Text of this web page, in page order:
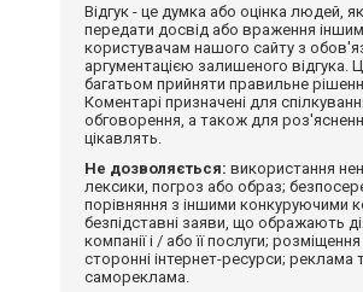
Відгук - це думка або оцінка людей,
передати досвід або враження іншим
користувачам нашого сайту з
аргументацією залишеного
багатьом прийняти правильне
Коментарі призначені для
обговорення, а також для
цікавлять.
Не дозволяється: використання
лексики, погроз або образ;
порівняння з іншими конкуруючими
безпідставні заяви, що ображають
компанії і / або її послуги;
сторонні інтернет-ресурси; реклама
самореклама.